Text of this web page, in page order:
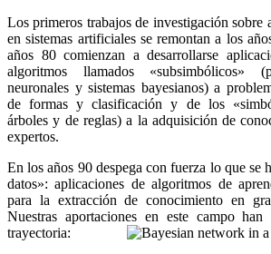
Los primeros trabajos de investigación sobre
en sistemas artificiales se remontan a los
años 80 comienzan a desarrollarse
algoritmos llamados «subsimbólicos»
neuronales y sistemas bayesianos) a
de formas y clasificación y de los
árboles y de reglas) a la adquisición de
expertos.
En los años 90 despega con fuerza lo que se
datos»: aplicaciones de algoritmos de
para la extracción de conocimiento en
Nuestras aportaciones en este campo han
trayectoria: